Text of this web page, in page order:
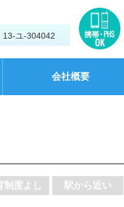
ユ-304042
会社概要
制度よし 駅から近い